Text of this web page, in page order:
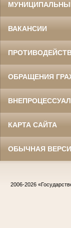
ВАКАНСИИ
ОБРАЩЕНИЯ
КАРТА САЙТА
ОБЫЧНАЯ
2006-2026